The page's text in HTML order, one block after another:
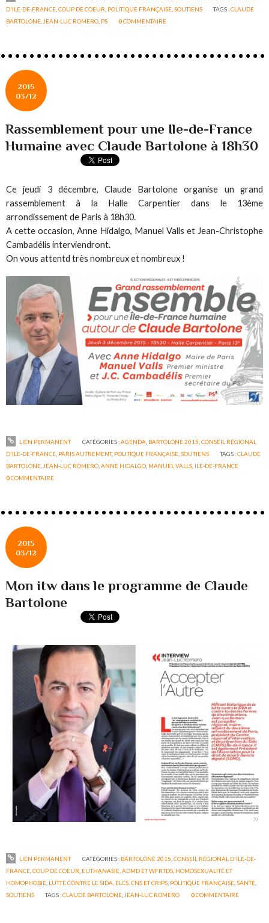
D'ILE-DE-FRANCE ,COUP DE COEUR POLITIQUE FRANÇAISE ,SOUTIENS TAGS :CLAUDE
BARTOLONE JEAN-LUC ROMERO PS 0COMMENTAIRE
2015
03/12
Rassemblement pour une Ile-de-France
Humaine avec Claude Bartolone à 18h30
Ce jeudi 3 décembre, Claude Bartolone organise un grand
rassemblement à la Halle Carpentier dans le 13ème
arrondissement de Paris à 18h30.
A cette occasion, Anne Hidalgo, Manuel Valls et Jean-Christophe
Cambadélis interviendront.
On vous attentd très nombreux et nombreux !
LIEN PERMANENT CATÉGORIES :AGENDA BARTOLONE 2015 CONSEIL RÉGIONAL
D'ILE-DE-FRANCE PARIS AUTREMENT, POLITIQUE FRANÇAISE ,SOUTIENS TAGS :CLAUDE
BARTOLONE JEAN-LUC ROMERO ,ANNE HIDALGO MANUEL VALLS ILE-DE-FRANCE
0COMMENTAIRE
2015
03/12
Mon itw dans le programme de Claude
Bartolone
LIEN PERMANENT CATÉGORIES : BARTOLONE 2015 CONSEIL RÉGIONAL D'ILE-DE-
FRANCE ,COUP DE COEUR EUTHANASIE, ADMD ET WFRTDS HOMOSEXUALITÉ ET
HOMOPHOBIE LUTTE CONTRE LE SIDA, ELCS, CNS ET CRIPS POLITIQUE FRANÇAISE ,SANTÉ
SOUTIENS
TAGS :CLAUDE BARTOLONE JEAN-LUC ROMERO 0COMMENTAIRE